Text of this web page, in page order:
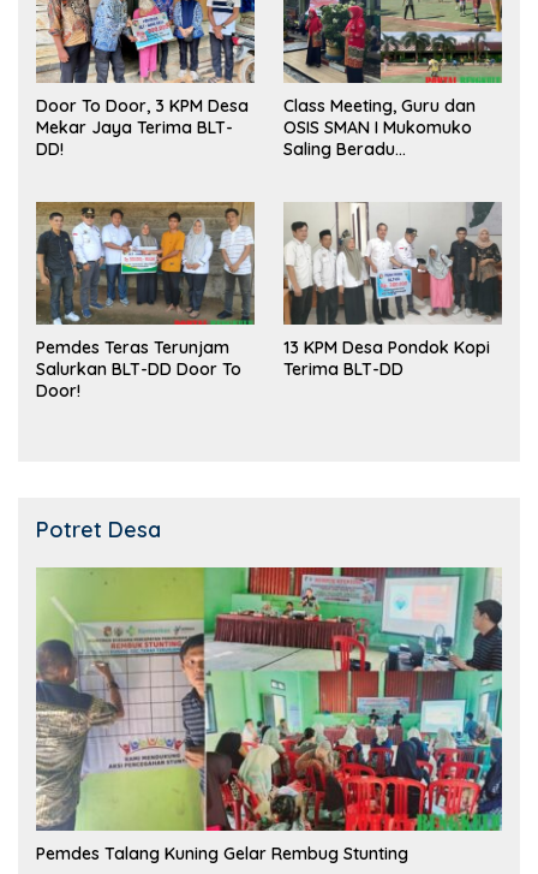
Door To Door, 3 KPM Desa
Mekar Jaya Terima BLT-
DD!
Class Meeting, Guru dan
OSIS SMAN I Mukomuko
Saling Beradu
Pemdes Teras Terunjam
Salurkan BLT-DD Door To
Door!
13 KPM Desa Pondok Kopi
Terima BLT-DD
Potret Desa
Pemdes Talang Kuning Gelar Rembug Stunting